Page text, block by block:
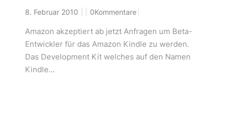
8. Februar 2010 0Kommentare
Amazon akzeptiert ab jetzt Anfragen um Beta-
Entwickler für das Amazon Kindle zu werden.
Das Development Kit welches auf den Namen
Kindle...